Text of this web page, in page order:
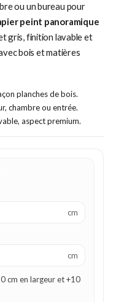
ou un bureau pour
peint panoramique
gris, finition lavable et
bois et matières
planches de bois.
chambre ou entrée.
aspect premium.
cm
cm
cm en largeur et +10